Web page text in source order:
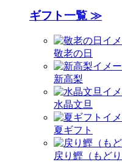
ギフト一覧 ≫
敬老の日
新高梨
水晶文旦
夏ギフト
戻り鰹（もどり